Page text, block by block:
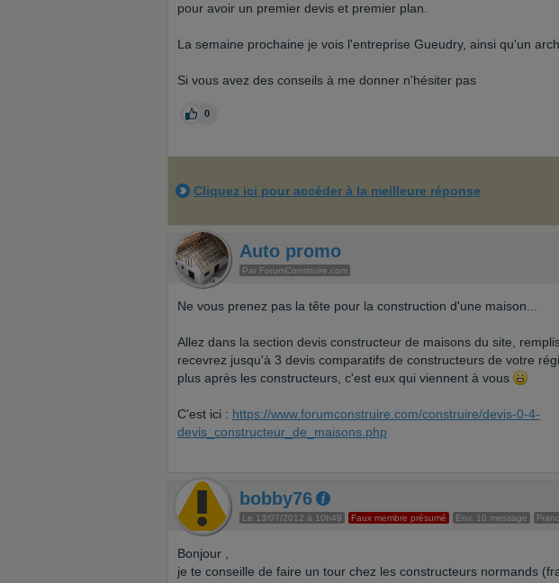
pour avoir un premier devis et premier plan.
La semaine prochaine je vois l'entreprise Gueudry, ainsi qu'un
Si vous avez des conseils à me donner n'hésiter pas
0
Cliquez ici pour accéder à la meilleure réponse
Auto promo
Par ForumConstruire.com
Ne vous prenez pas la tête pour la construction d'une maison...
Allez dans la section devis constructeur de maisons du site,
recevrez jusqu'à 3 devis comparatifs de constructeurs de votre
plus après les constructeurs, c'est eux qui viennent à vous
C'est ici : https://www.forumconstruire.com/construire/devis-0-4-
devis_constructeur_de_maisons.php
bobby76
Le 13/07/2012 à 10h49 Faux membre présumé Env. 10 message
Bonjour ,
je te conseille de faire un tour chez les constructeurs normands